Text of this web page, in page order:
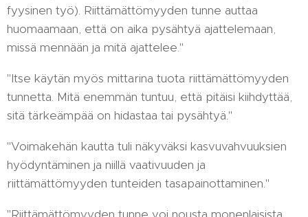
fyysinen työ). Riittämättömyyden tunne auttaa
huomaamaan, että on aika pysähtyä ajattelemaan,
missä mennään ja mitä ajattelee."
"Itse käytän myös mittarina tuota riittämättömyyden
tunnetta. Mitä enemmän tuntuu, että pitäisi kiihdyttää,
sitä tärkeämpää on hidastaa tai pysähtyä."
"Voimakehän kautta tuli näkyväksi kasvuvahvuuksien
hyödyntäminen ja niillä vaativuuden ja
riittämättömyyden tunteiden tasapainottaminen."